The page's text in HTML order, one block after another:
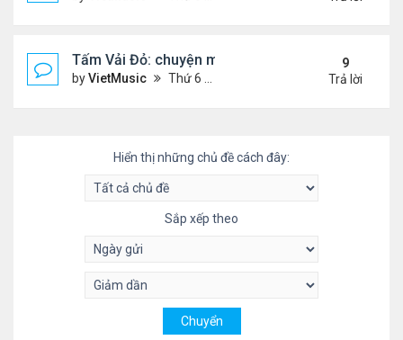
Tấm Vải Đỏ: chuyện ma kinh dị
byVietMusic Thứ 6 Tháng 10 16, 2020 10:39 am
9
Trả lời
Hiển thị những chủ đề cách đây:
Sắp xếp theo